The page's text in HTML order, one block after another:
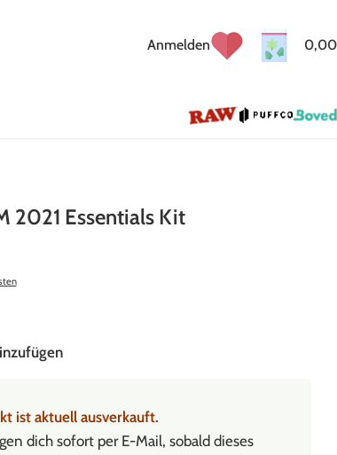
Anmelden 0,00
2021 Essentials Kit
ist aktuell ausverkauft.
dich sofort per E-Mail, sobald dieses